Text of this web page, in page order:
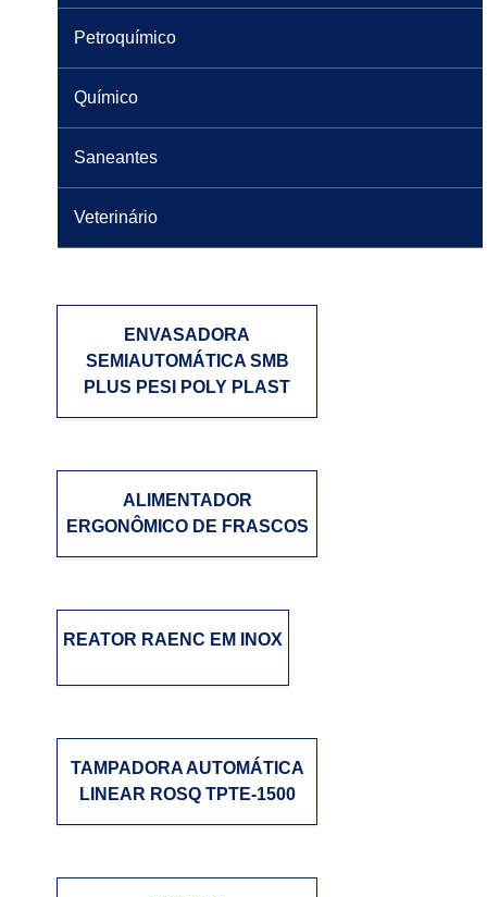
Petroquímico
Químico
Saneantes
Veterinário
ENVASADORA
SEMIAUTOMÁTICA SMB
PLUS PESI POLY PLAST
ALIMENTADOR
ERGONÔMICO DE FRASCOS
REATOR RAENC EM INOX
TAMPADORA AUTOMÁTICA
LINEAR ROSQ TPTE-1500